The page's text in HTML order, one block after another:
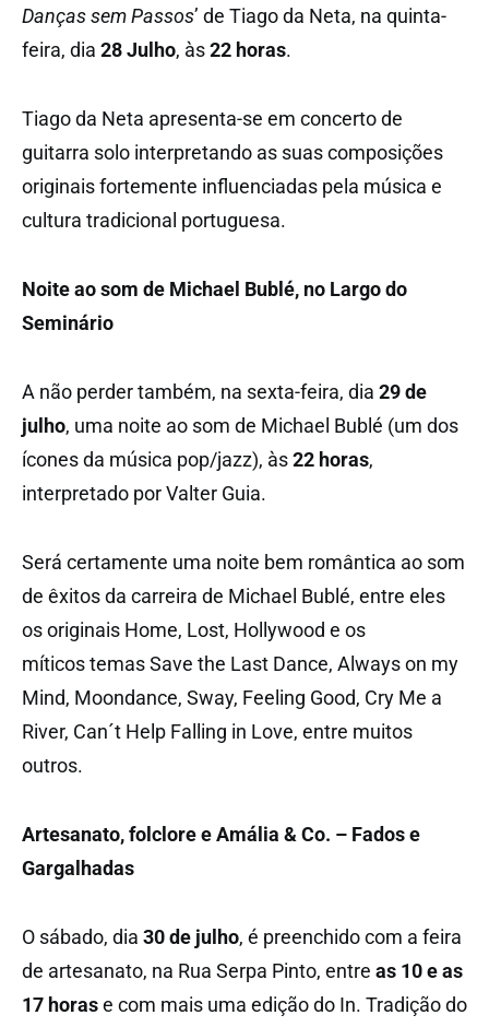
Danças sem Passos’ de Tiago da Neta, na quinta-
feira, dia 28 Julho, às22 horas.
Tiago da Neta apresenta-se em concerto de
guitarra solo interpretando as suas composições
originais fortemente influenciadas pela música e
cultura tradicional portuguesa.
Noite ao som de Michael Bublé, no Largo do
Seminário
A não perder também, na sexta-feira, dia 29 de
julho, uma noite ao som de Michael Bublé (um dos
ícones da música pop/jazz), às22 horas,
interpretado por Valter Guia.
Será certamente uma noite bem romântica ao som
de êxitos da carreira de Michael Bublé, entre eles
os originais Home, Lost, Hollywood e os
míticos temas Save the Last Dance, Always on my
Mind, Moondance, Sway, Feeling Good, Cry Me a
River, Can´t Help Falling in Love, entre muitos
outros.
Artesanato, folclore e Amália & Co. – Fados e
Gargalhadas
O sábado, dia 30 de julho, é preenchido com a feira
de artesanato, na Rua Serpa Pinto, entre as 10 e as
17 horase com mais uma edição do In. Tradição do